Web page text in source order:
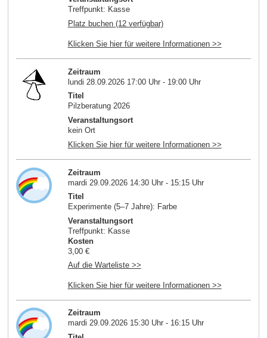
Treffpunkt: Kasse
Platz buchen (12 verfügbar)
Klicken Sie hier für weitere Informationen >>
Zeitraum
lundi 28.09.2026 17:00 Uhr - 19:00 Uhr
Titel
Pilzberatung 2026
Veranstaltungsort
kein Ort
Klicken Sie hier für weitere Informationen >>
Zeitraum
mardi 29.09.2026 14:30 Uhr - 15:15 Uhr
Titel
Experimente (5–7 Jahre): Farbe
Veranstaltungsort
Treffpunkt: Kasse
Kosten
3,00 €
Auf die Warteliste >>
Klicken Sie hier für weitere Informationen >>
Zeitraum
mardi 29.09.2026 15:30 Uhr - 16:15 Uhr